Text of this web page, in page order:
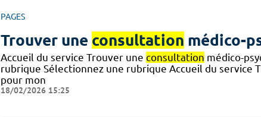
PAGES
Trouver une consultation médico-
Accueil du service Trouver une consultation médico-
rubrique Sélectionnez une rubrique Accueil du service
pour mon
18/02/2026 15:25